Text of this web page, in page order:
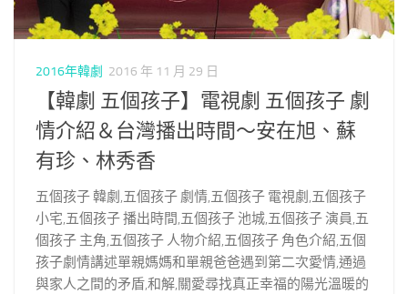
2016年韓劇 2016 年 11 月 29 日
【韓劇 五個孩子】電視劇 五個孩子 劇
情介紹＆台灣播出時間～安在旭、蘇
有珍、林秀香
五個孩子 韓劇,五個孩子 劇情,五個孩子 電視劇,五個孩子
小宅,五個孩子 播出時間,五個孩子 池城,五個孩子 演員,五
個孩子 主角,五個孩子 人物介紹,五個孩子 角色介紹,五個
孩子劇情講述單親媽媽和單親爸爸遇到第二次愛情,通過
與家人之間的矛盾,和解,關愛尋找真正幸福的陽光溫暖的